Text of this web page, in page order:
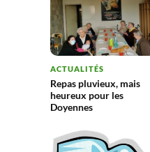
ACTUALITÉS
Repas pluvieux, mais
heureux pour les
Doyennes